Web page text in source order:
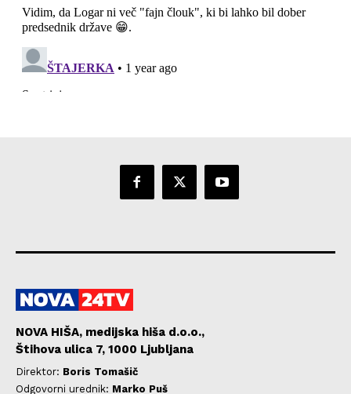
NOVA HIŠA, medijska hiša d.o.o.,
Štihova ulica 7, 1000 Ljubljana
Direktor: Boris Tomašič
Odgovorni urednik: Marko Puš